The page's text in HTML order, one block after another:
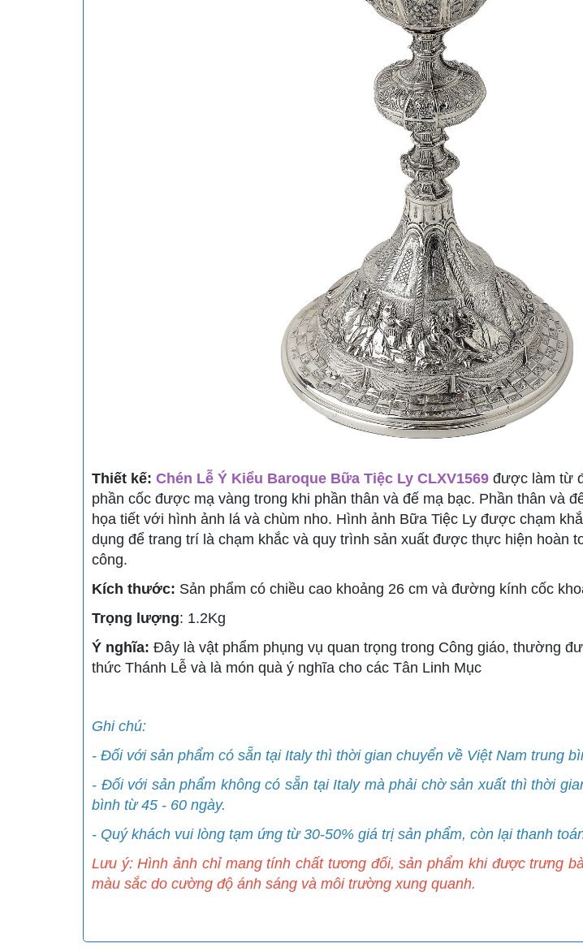
Thiết kế: Chén Lễ Ý Kiểu Baroque Bữa Tiệc Ly CLXV1569 được làm từ
phần cốc được mạ vàng trong khi phần thân và đế mạ bạc. Phần thân và
họa tiết với hình ảnh lá và chùm nho. Hình ảnh Bữa Tiệc Ly được chạm
dụng để trang trí là chạm khắc và quy trình sản xuất được thực hiện hoàn
công.
Kích thước: Sản phẩm có chiều cao khoảng 26 cm và đường kính cốc
Trọng lượng: 1.2Kg
Ý nghĩa: Đây là vật phẩm phụng vụ quan trọng trong Công giáo, thường
thức Thánh Lễ và là món quà ý nghĩa cho các Tân Linh Mục
Ghi chú:
- Đối với sản phẩm có sẵn tại Italy thì thời gian chuyển về Việt Nam trung
- Đối với sản phẩm không có sẵn tại Italy mà phải chờ sản xuất thì thời
bình từ 45 - 60 ngày.
- Quý khách vui lòng tạm ứng từ 30-50% giá trị sản phẩm, còn lại thanh
Lưu ý: Hình ảnh chỉ mang tính chất tương đối, sản phẩm khi được trưng
màu sắc do cường độ ánh sáng và môi trường xung quanh.